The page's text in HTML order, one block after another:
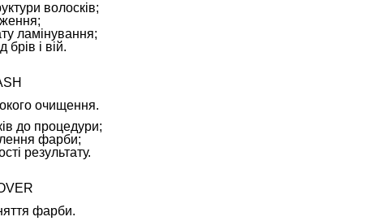
волосків;
ламінування;
брів і вій.
очищення.
до процедури;
фарби;
результату.
фарби.